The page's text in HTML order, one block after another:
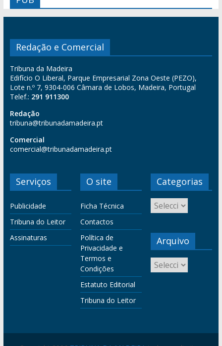
Redação e Comercial
Tribuna da Madeira
Edifício O Liberal, Parque Empresarial Zona Oeste (PEZO),
Lote n.º 7, 9304-006 Câmara de Lobos, Madeira, Portugal
Telef.: 291 911300
Redação
tribuna@tribunadamadeira.pt
Comercial
comercial@tribunadamadeira.pt
Serviços
Publicidade
Tribuna do Leitor
Assinaturas
O site
Ficha Técnica
Contactos
Política de
Privacidade e
Termos e
Condições
Estatuto Editorial
Tribuna do Leitor
Categorias
Arquivo